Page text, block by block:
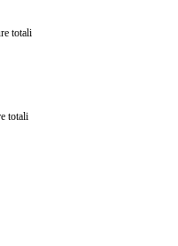
totali
totali